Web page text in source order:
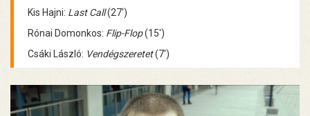
Kis Hajni: Last Call(27')
Rónai Domonkos: Flip-Flop(15')
Csáki László: Vendégszeretet(7')